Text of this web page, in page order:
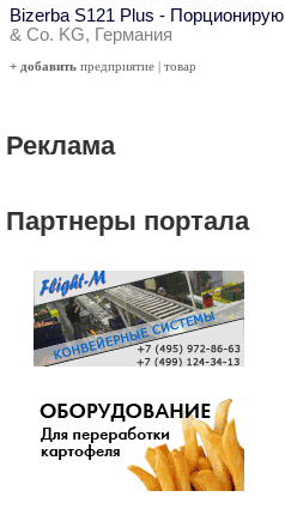
Bizerba S121 Plus -
& Co. KG, Германия
+ добавить предприятие | товар
Реклама
Партнеры портала